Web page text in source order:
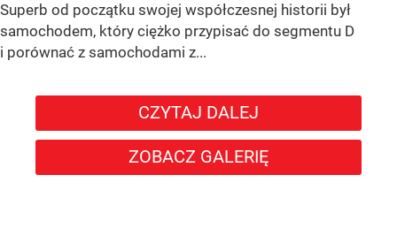
Superb od początku swojej współczesnej historii był
samochodem, który ciężko przypisać do segmentu D
i porównać z samochodami z...
CZYTAJ DALEJ
ZOBACZ GALERIĘ